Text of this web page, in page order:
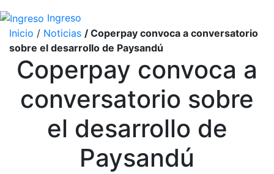
Ingreso
Inicio / Noticias / Coperpay convoca a conversatorio
sobre el desarrollo de Paysandú
Coperpay convoca a
conversatorio sobre
el desarrollo de
Paysandú